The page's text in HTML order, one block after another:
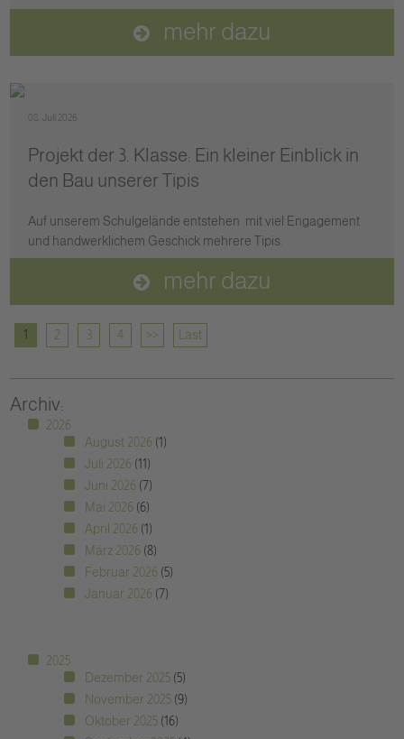
mehr dazu
08. Juli 2026
Projekt der 3. Klasse: Ein kleiner Einblick in
den Bau unserer Tipis
Auf unserem Schulgelände entstehen mit viel Engagement
und handwerklichem Geschick mehrere Tipis.
mehr dazu
1 2 3 4 >> Last
Archiv:
2026
August 2026 (1)
Juli 2026 (11)
Juni 2026 (7)
Mai 2026 (6)
April 2026 (1)
März 2026 (8)
Februar 2026 (5)
Januar 2026 (7)
2025
Dezember 2025 (5)
November 2025 (9)
Oktober 2025 (16)